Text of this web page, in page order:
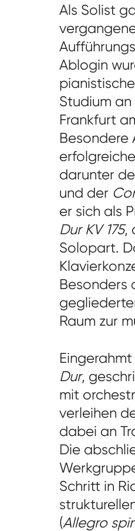
Als Solist
Ablogin
Studium
Frankfurt
Besondere
darunter
und der
er sich als
Dur KV 175,
Solopart.
Besonders
Raum zur
Dur,
mit
verleihen
dabei an
Die
Schritt in
(Allegro